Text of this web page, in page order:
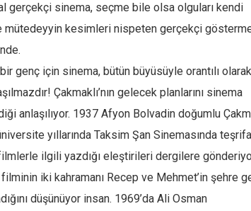
gerçekçi sinema, seçme bile olsa olguları kendi
mütedeyyin kesimleri nispeten gerçekçi
genç için sinema, bütün büyüsüyle orantılı olarak
Çakmaklı’nın gelecek planlarını sinema
anlaşılıyor. 1937 Afyon Bolvadin doğumlu
yıllarında Taksim Şan Sinemasında
ilgili yazdığı eleştirileri dergilere
iki kahramanı Recep ve Mehmet’in şehre
düşünüyor insan. 1969’da Ali Osman